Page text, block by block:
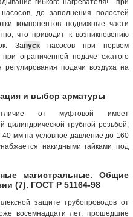
до заполнения полостей
компонентов подвижные части
что приводит к возникновению
Запускнасосов при первом
ограниченной подаче сжатого
подачи воздуха на
и выбор арматуры
от муфтовой имеет
цилиндрической трубной резьбой;
мм на условное давление до 160
накидными гайками под
магистральные. Общие
(7). ГОСТ Р 51164-98
защите трубопроводов от
восемнадцати лет, прошедшие